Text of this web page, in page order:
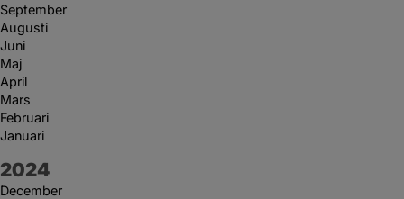
September
Augusti
Juni
Maj
April
Mars
Februari
Januari
År:
2024
December